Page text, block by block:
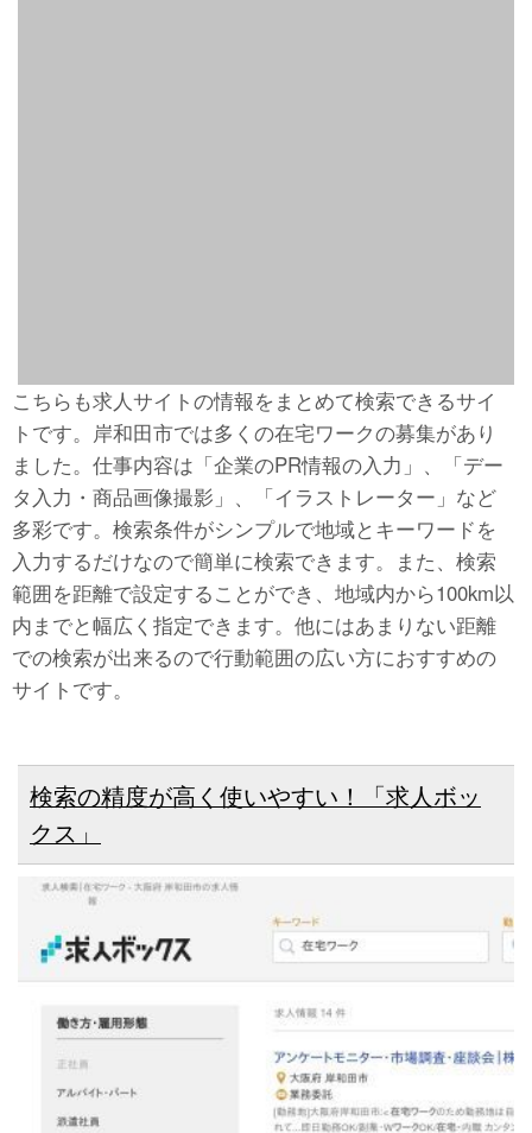
こちらも求人サイトの情報をまとめて検索できるサイ
トです。岸和田市では多くの在宅ワークの募集があり
ました。仕事内容は「企業のPR情報の入力」、「デー
タ入力・商品画像撮影」、「イラストレーター」など
多彩です。検索条件がシンプルで地域とキーワードを
入力するだけなので簡単に検索できます。また、検索
範囲を距離で設定することができ、地域内から100km以
内までと幅広く指定できます。他にはあまりない距離
での検索が出来るので行動範囲の広い方におすすめの
サイトです。
検索の精度が高く使いやすい！「求人ボッ
クス」